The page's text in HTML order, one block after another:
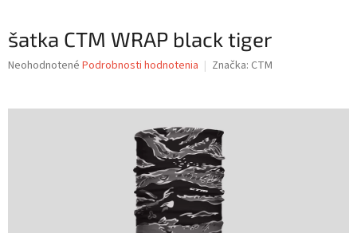
šatka CTM WRAP black tiger
Priemerné
je
Neohodnotené Podrobnosti hodnotenia Značka: CTM